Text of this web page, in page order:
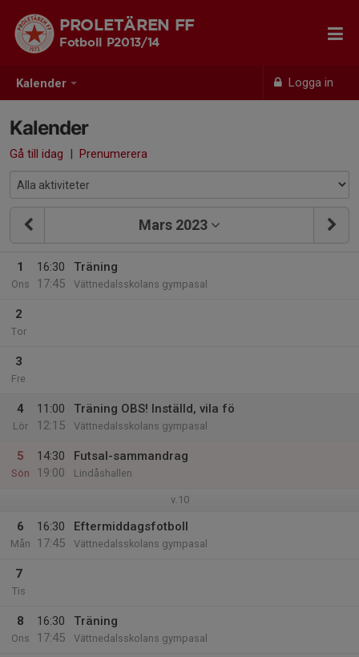
Kalender Logga in
PROLETÄREN FF
Fotboll P2013/14
Kalender
Gå till idag | Prenumerera
Mars 2023
1
Ons
16:30
17:45
Träning
Vättnedalsskolans gympasal
2
Tor
3
Fre
4
Lör
11:00
12:15
Träning OBS! Inställd, vila fö
Vättnedalsskolans gympasal
5
Sön
14:30
19:00
Futsal-sammandrag
Lindåshallen
v.10
6
Mån
16:30
17:45
Eftermiddagsfotboll
Vättnedalsskolans gympasal
7
Tis
8
Ons
16:30
17:45
Träning
Vättnedalsskolans gympasal